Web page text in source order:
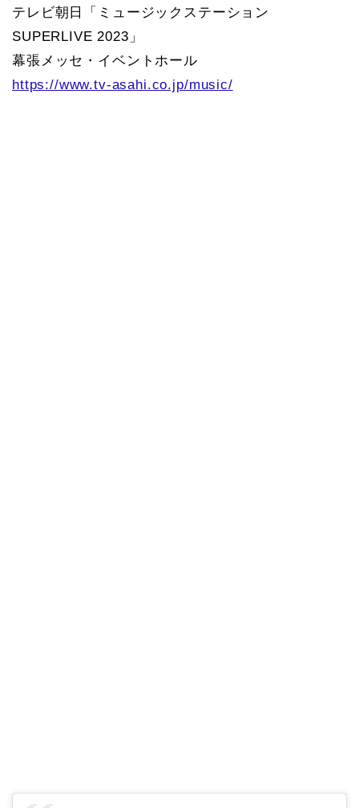
テレビ朝日「ミュージックステーション
SUPERLIVE 2023」
幕張メッセ・イベントホール
https://www.tv-asahi.co.jp/music/